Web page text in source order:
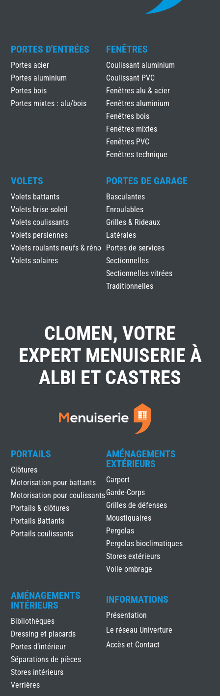
PORTES D'ENTRÉES
Portes acier
Portes aluminium
Portes bois
Portes mixtes : alu/bois
FENÊTRES
Coulissant aluminium
Coulissant PVC
Fenêtres alu & acier
Fenêtres aluminium
Fenêtres bois
Fenêtres mixtes
Fenêtres PVC
Fenêtres technique
VOLETS
Volets battants
Volets brise-soleil
Volets coulissants
Volets persiennes
Volets roulants neufs & réno
Volets solaires
PORTES DE GARAGE
Basculantes
Enroulables
Grilles & Rideaux
Latérales
Portes de services
Sectionnelles
Sectionnelles vitrées
Traditionnelles
CLOMEN, VOTRE
EXPERT MENUISERIE À
ALBI ET CASTRES
PORTAILS
Clôtures
Motorisation pour battants
Motorisation pour coulissants
Portails & clôtures
Portails Battants
Portails coulissants
AMÉNAGEMENTS
EXTÉRIEURS
Carport
Garde-Corps
Grilles de défenses
Moustiquaires
Pergolas
Pergolas bioclimatiques
Stores extérieurs
Voile ombrage
AMÉNAGEMENTS
INTÉRIEURS
Bibliothèques
Dressing et placards
Portes d’intérieur
Séparations de pièces
Stores intérieurs
Verrières
INFORMATIONS
Présentation
Le réseau Univerture
Accès et Contact